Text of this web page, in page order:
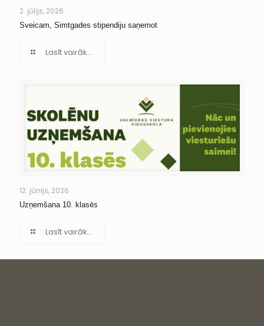
2. jūlijs, 2026
Sveicam, Simtgades stipendiju saņemot
Lasīt vairāk...
12. jūnijs, 2026
Uzņemšana 10. klasēs
Lasīt vairāk...